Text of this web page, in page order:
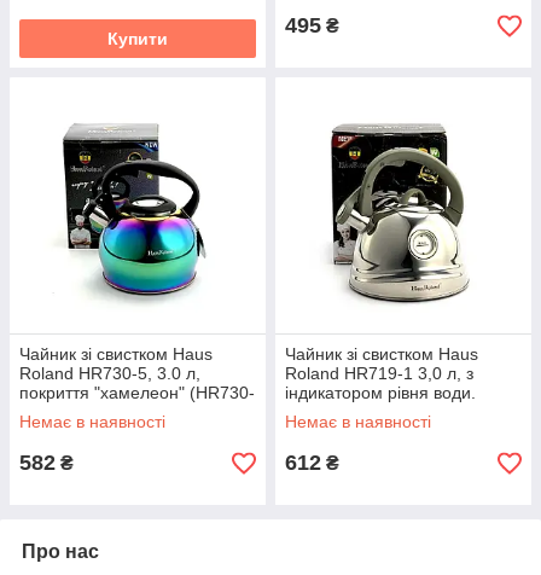
Купити
495 ₴
Чайник зі свистком Haus
Roland HR730-5, 3.0 л,
покриття "хамелеон" (HR730-
5)
Немає в наявності
582 ₴
Чайник зі свистком Haus
Roland HR719-1 3,0 л, з
індикатором рівня води.
Сріблястий (HR719-1)
Немає в наявності
612 ₴
Про нас